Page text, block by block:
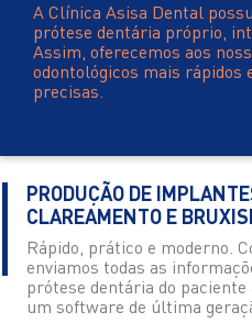
A Clínica Asisa Dental
prótese dentária próprio,
Assim, oferecemos aos
odontológicos mais rápidos
precisas.
PRODUÇÃO DE
CLAREAMENTO E
Rápido, prático e moderno.
enviamos todas as
prótese dentária do
um software de última